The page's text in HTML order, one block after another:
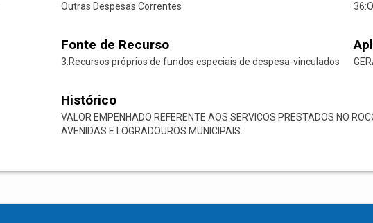
Outras Despesas Correntes
Fonte de Recurso
3:Recursos próprios de fundos especiais de despesa-vinculados
Histórico
VALOR EMPENHADO REFERENTE AOS SERVICOS PRESTADOS NO
AVENIDAS E LOGRADOUROS MUNICIPAIS.